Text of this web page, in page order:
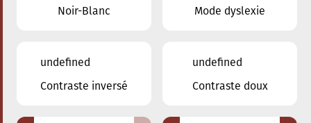
Concerts
Noir-Blanc
Mode dyslexie
undefined
Contraste inversé
undefined
Contraste doux